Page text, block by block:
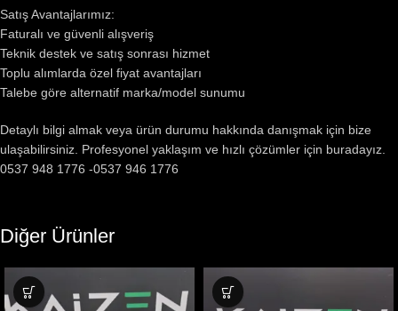
Satış Avantajlarımız:
Faturalı ve güvenli alışveriş
Teknik destek ve satış sonrası hizmet
Toplu alımlarda özel fiyat avantajları
Talebe göre alternatif marka/model sunumu
Detaylı bilgi almak veya ürün durumu hakkında danışmak için bize
ulaşabilirsiniz. Profesyonel yaklaşım ve hızlı çözümler için buradayız.
0537 948 1776 -0537 946 1776
Diğer Ürünler